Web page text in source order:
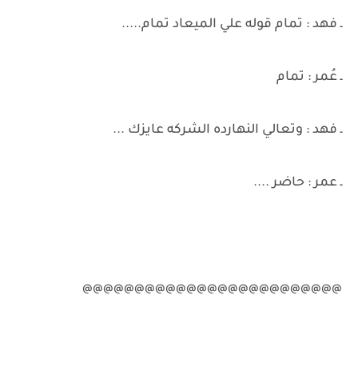
ـ فهد : تمام قوله علي الميعاد تمام.....
ـ عُمر : تمام
ـ فهد : وتعالي النهارده الشركه عايزك ...
ـ عمر : حاضر ....
@@@@@@@@@@@@@@@@@@@@@@@@@